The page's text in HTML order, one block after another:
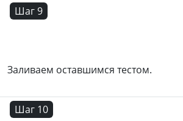
Шаг 9
Заливаем оставшимся тестом.
Шаг 10